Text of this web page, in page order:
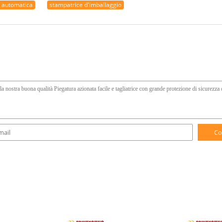
stampatrice d'imballaggio